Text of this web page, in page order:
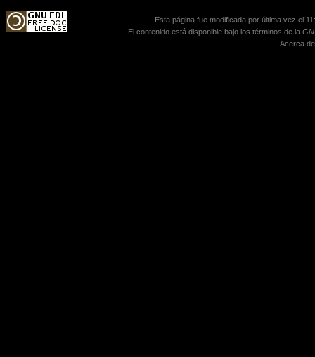
Esta página fue modificada por última vez el
El contenido está disponible bajo los términos de la
Acerca